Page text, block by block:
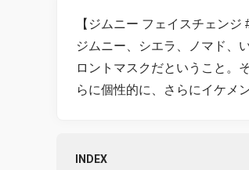
【ジムニー フェイスチェンジ
ジムニー、シエラ、ノマド、
ロントマスクだということ。
らに個性的に、さらにイケメ
INDEX